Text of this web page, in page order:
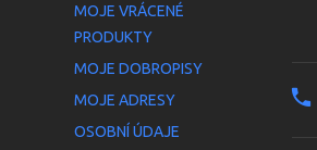
MOJE VRÁCENÉ
PRODUKTY
MOJE DOBROPISY
MOJE ADRESY
OSOBNÍ ÚDAJE